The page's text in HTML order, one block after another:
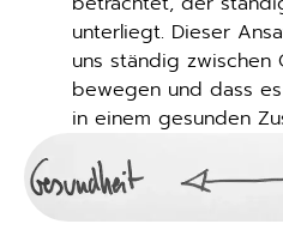
unterliegt. Dieser
uns ständig zwischen
bewegen und dass
in einem gesunden